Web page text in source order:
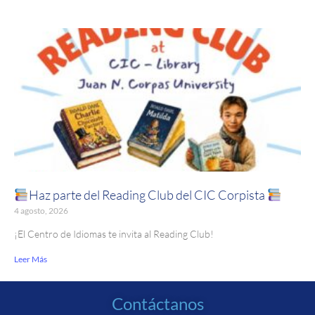
Haz parte del Reading Club del CIC Corpista
4 agosto, 2026
¡El Centro de Idiomas te invita al Reading Club!
Leer Más
Contáctanos